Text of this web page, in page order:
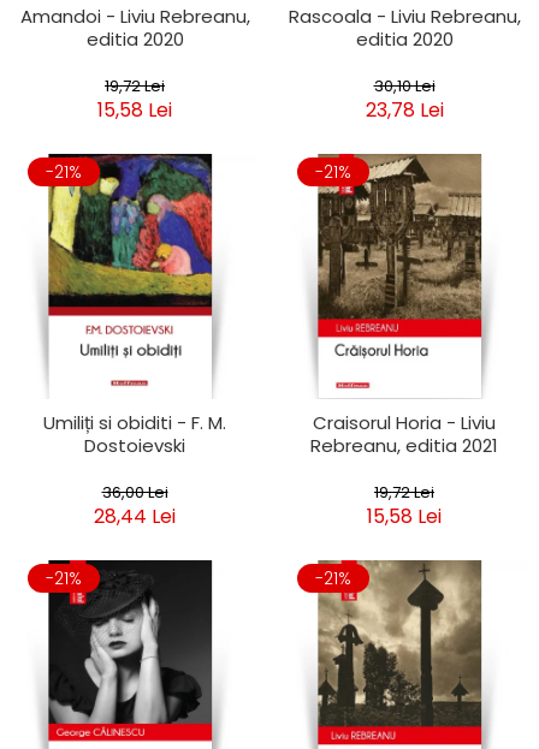
Amandoi - Liviu Rebreanu,
editia 2020
19,72 Lei
15,58 Lei
Rascoala - Liviu Rebreanu,
editia 2020
30,10 Lei
23,78 Lei
-21%
Umiliți si obiditi - F. M.
Dostoievski
36,00 Lei
28,44 Lei
-21%
Craisorul Horia - Liviu
Rebreanu, editia 2021
19,72 Lei
15,58 Lei
-21% -21%